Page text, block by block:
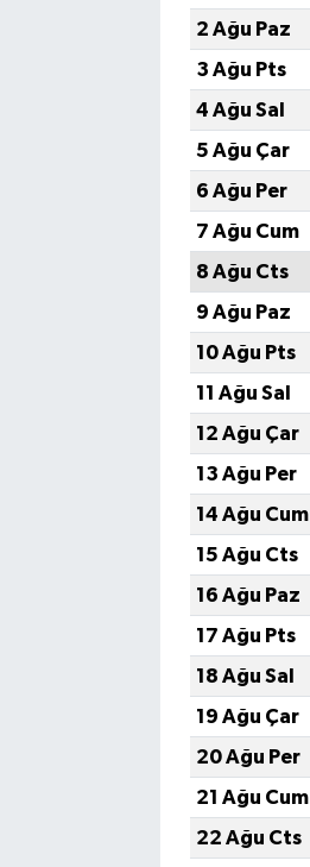
2 Ağu Paz
3 Ağu Pts
4 Ağu Sal
5 Ağu Çar
6 Ağu Per
7 Ağu Cum
8 Ağu Cts
9 Ağu Paz
10 Ağu Pts
11 Ağu Sal
12 Ağu Çar
13 Ağu Per
14 Ağu Cum
15 Ağu Cts
16 Ağu Paz
17 Ağu Pts
18 Ağu Sal
19 Ağu Çar
20 Ağu Per
21 Ağu Cum
22 Ağu Cts